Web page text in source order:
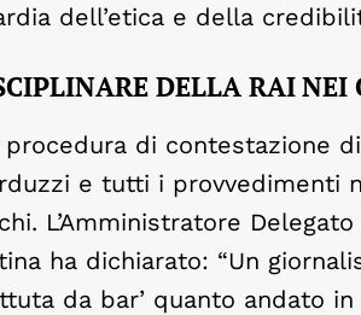
dell’etica e della
DELLA RAINEI
procedura di contestazione
e tutti i provvedimenti
L’Amministratore
ha dichiarato: “Un
da bar’ quanto andato in